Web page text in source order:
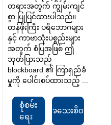
တရားအတွက် ကျွမ်းကျင်
စွာ ပြုပြင်ထားပါသည်။
တန်ဖိုးကြီး ပရိဘောဂများ
နှင့် ကာဗာသုံးပစ္စည်းများ
အတွက် စံပြအဖြစ် ဤ
ဘုတ်ပြားသည်
blockboard ၏ ကြာရှည်ခံ
မှုကို ပေါင်းစပ်ထားသည့် ...
စုံစမ်း
ရေး
အသေးစိတ်